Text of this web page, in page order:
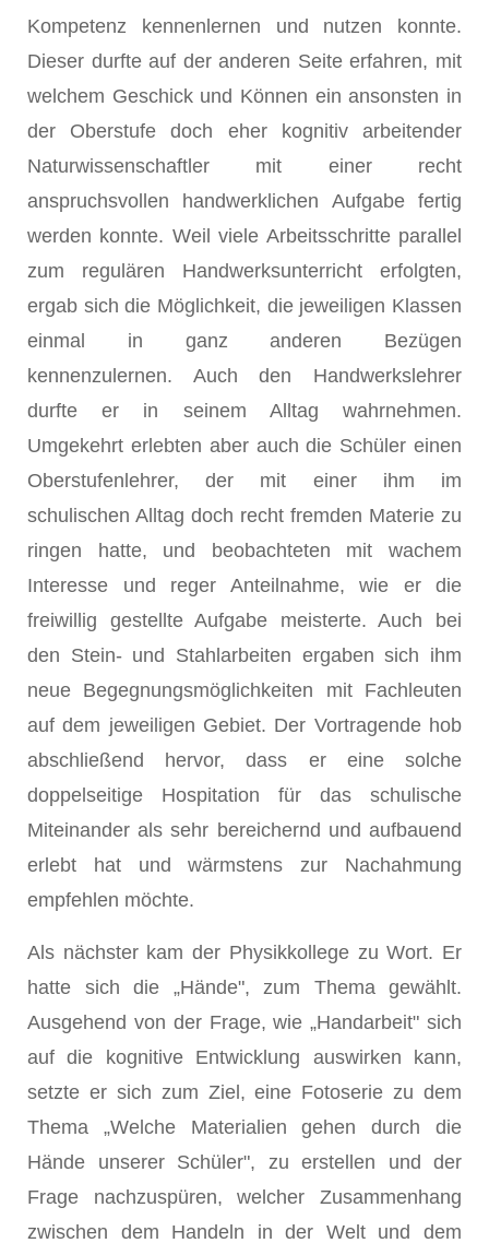
Kompetenz kennenlernen und nutzen konnte.
Dieser durfte auf der anderen Seite erfahren, mit
welchem Geschick und Können ein ansonsten in
der Oberstufe doch eher kognitiv arbeitender
Naturwissenschaftler mit einer recht
anspruchsvollen handwerklichen Aufgabe fertig
werden konnte. Weil viele Arbeitsschritte parallel
zum regulären Handwerksunterricht erfolgten,
ergab sich die Möglichkeit, die jeweiligen Klassen
einmal in ganz anderen Bezügen
kennenzulernen. Auch den Handwerkslehrer
durfte er in seinem Alltag wahrnehmen.
Umgekehrt erlebten aber auch die Schüler einen
Oberstufenlehrer, der mit einer ihm im
schulischen Alltag doch recht fremden Materie zu
ringen hatte, und beobachteten mit wachem
Interesse und reger Anteilnahme, wie er die
freiwillig gestellte Aufgabe meisterte. Auch bei
den Stein- und Stahlarbeiten ergaben sich ihm
neue Begegnungsmöglichkeiten mit Fachleuten
auf dem jeweiligen Gebiet. Der Vortragende hob
abschließend hervor, dass er eine solche
doppelseitige Hospitation für das schulische
Miteinander als sehr bereichernd und aufbauend
erlebt hat und wärmstens zur Nachahmung
empfehlen möchte.
Als nächster kam der Physikkollege zu Wort. Er
hatte sich die „Hände", zum Thema gewählt.
Ausgehend von der Frage, wie „Handarbeit" sich
auf die kognitive Entwicklung auswirken kann,
setzte er sich zum Ziel, eine Fotoserie zu dem
Thema „Welche Materialien gehen durch die
Hände unserer Schüler", zu erstellen und der
Frage nachzuspüren, welcher Zusammenhang
zwischen dem Handeln in der Welt und dem